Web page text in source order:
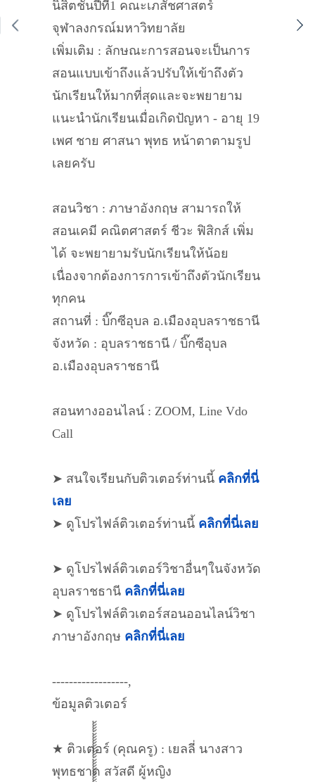
นิสิตชั้นปีที่1 คณะเภสัชศาสตร์
จุฬาลงกรณ์มหาวิทยาลัย
เพิ่มเติม : ลักษณะการสอนจะเป็นการ
สอนแบบเข้าถึงแล้วปรับให้เข้าถึงตัว
นักเรียนให้มากที่สุดและจะพยายาม
แนะนำนักเรียนเมื่อเกิดปัญหา - อายุ 19
เพศ ชาย ศาสนา พุทธ หน้าตาตามรูป
เลยครับ
สอนวิชา : ภาษาอังกฤษ สามารถให้
สอนเคมี คณิตศาสตร์ ชีวะ ฟิสิกส์ เพิ่ม
ได้ จะพยายามรับนักเรียนให้น้อย
เนื่องจากต้องการการเข้าถึงตัวนักเรียน
ทุกคน
สถานที่ : บิ๊กซีอุบล อ.เมืองอุบลราชธานี
จังหวัด : อุบลราชธานี / บิ๊กซีอุบล
อ.เมืองอุบลราชธานี
สอนทางออนไลน์ : ZOOM, Line Vdo
Call
➤ สนใจเรียนกับติวเตอร์ท่านนี้ คลิกที่นี่
เลย
➤ ดูโปรไฟล์ติวเตอร์ท่านนี้ คลิกที่นี่เลย
➤ ดูโปรไฟล์ติวเตอร์วิชาอื่นๆในจังหวัด
อุบลราชธานี คลิกที่นี่เลย
➤ ดูโปรไฟล์ติวเตอร์สอนออนไลน์วิชา
ภาษาอังกฤษ คลิกที่นี่เลย
------------------,
ข้อมูลติวเตอร์
★ ติวเตอร์ (คุณครู) : เยลลี่ นางสาว
พุทธชาด สวัสดี ผู้หญิง